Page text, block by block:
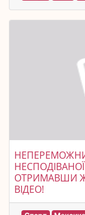
ОТРИМАВШИ
ВІДЕО!